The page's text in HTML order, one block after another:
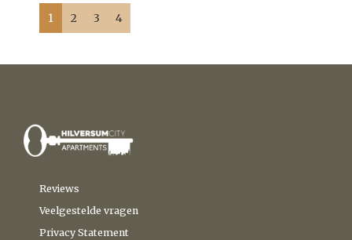
1 2 3 4
Reviews
Veelgestelde vragen
Privacy Statement